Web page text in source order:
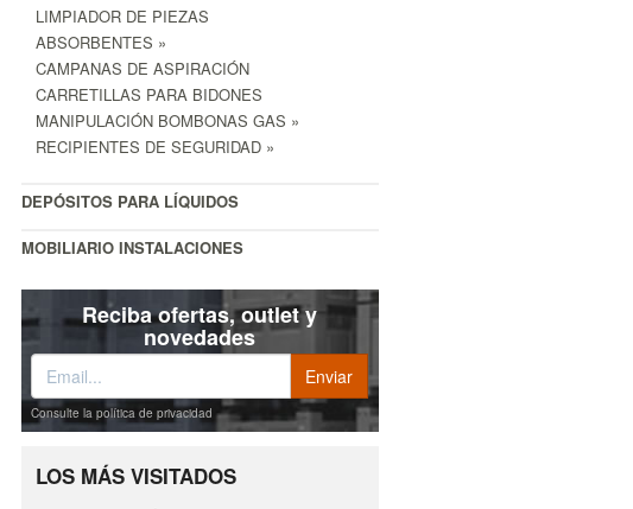
LIMPIADOR DE PIEZAS
ABSORBENTES »
CAMPANAS DE ASPIRACIÓN
CARRETILLAS PARA BIDONES
MANIPULACIÓN BOMBONAS GAS »
RECIPIENTES DE SEGURIDAD »
DEPÓSITOS PARA LÍQUIDOS
MOBILIARIO INSTALACIONES
Reciba ofertas, outlet y
novedades
Consulte la política de privacidad
LOS MÁS VISITADOS